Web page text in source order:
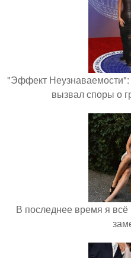
"Эффект
вызвал споры о
В последнее время я